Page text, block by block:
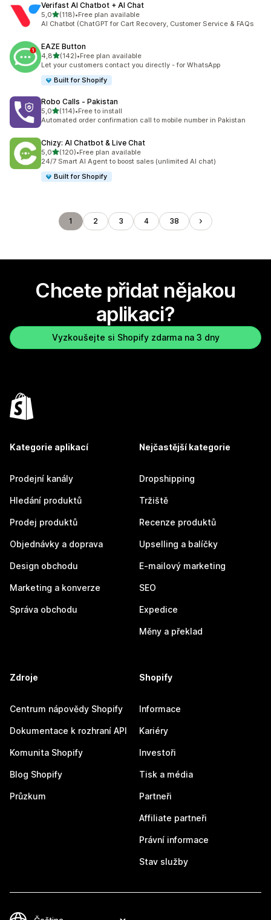
Verifast AI Chatbot + AI Chat
5,0z 5 hvězd
(118)
Celkový počet recenzí: 118
•Free plan available
AI Chatbot (ChatGPT for Cart Recovery, Customer Service & FAQs
EAZE Button
4,8z 5 hvězd
(142)
Celkový počet recenzí: 142
•Free plan available
Let your customers contact you directly - for WhatsApp
Built for Shopify
Robo Calls ‑ Pakistan
5,0z 5 hvězd
(114)
Celkový počet recenzí: 114
•Free to install
Automated order confirmation call to mobile number in Pakistan
Chizy: AI Chatbot & Live Chat
5,0z 5 hvězd
(120)
Celkový počet recenzí: 120
•Free plan available
24/7 Smart AI Agent to boost sales (unlimited AI chat)
Built for Shopify
1 2 3 4 38
Chcete přidat nějakou
aplikaci?
Vyzkoušejte si Shopify zdarma na 3 dny
Kategorie aplikací
Prodejní kanály
Hledání produktů
Prodej produktů
Objednávky a doprava
Design obchodu
Marketing a konverze
Správa obchodu
Nejčastější kategorie
Dropshipping
Tržiště
Recenze produktů
Upselling a balíčky
E-mailový marketing
SEO
Expedice
Měny a překlad
Zdroje
Centrum nápovědy Shopify
Dokumentace k rozhraní API
Komunita Shopify
Blog Shopify
Průzkum
Shopify
Informace
Kariéry
Investoři
Tisk a média
Partneři
Affiliate partneři
Právní informace
Stav služby